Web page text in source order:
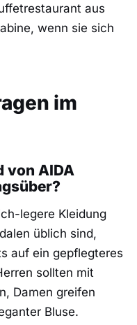
aus
wenn sie sich
im
von AIDA
legere Kleidung
üblich sind,
auf ein gepflegteres
sollten mit
Damen greifen
Bluse.